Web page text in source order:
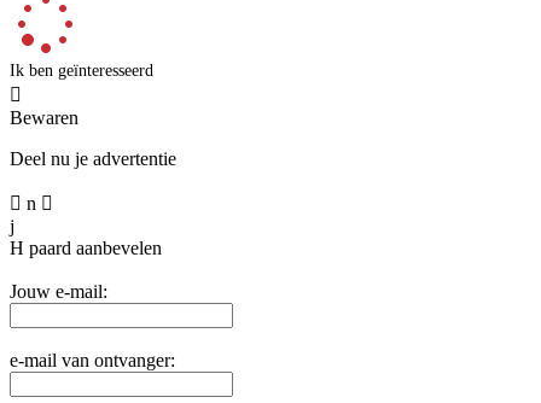
Ik ben geïnteresseerd

Bewaren
Deel nu je advertentie
 n 
j
H paard aanbevelen
Jouw e-mail:
e-mail van ontvanger: